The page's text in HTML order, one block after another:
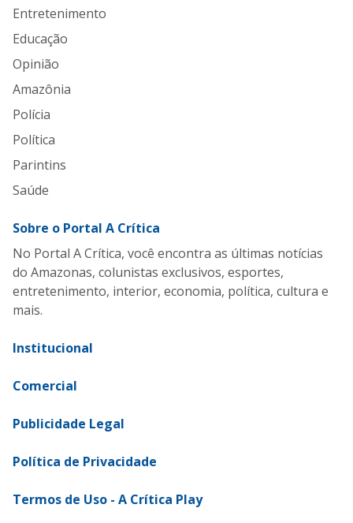
Entretenimento
Educação
Opinião
Amazônia
Polícia
Política
Parintins
Saúde
Sobre o Portal A Crítica
No Portal A Crítica, você encontra as últimas notícias
do Amazonas, colunistas exclusivos, esportes,
entretenimento, interior, economia, política, cultura e
mais.
Institucional
Comercial
Publicidade Legal
Política de Privacidade
Termos de Uso - A Crítica Play